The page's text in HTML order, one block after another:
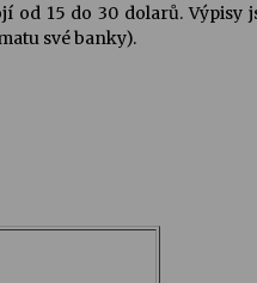
od 15 do 30 dolarů. Výpisy
své banky).